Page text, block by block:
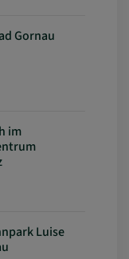
Gornau
im
Luise